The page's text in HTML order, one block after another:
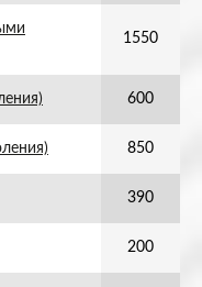
1550
600
850
390
200